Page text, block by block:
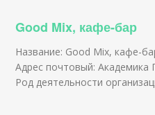
Good Mix, кафе-бар
Название: Good Mix, кафе-
Адрес почтовый: Академика
Род деятельности